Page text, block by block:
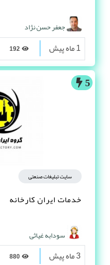
جعفر حسن نژاد
1 ماه پیش
5
سایت تبلیغات صنعتی
خدمات ایران کارخانه
سودابه غیاثی
3 ماه پیش